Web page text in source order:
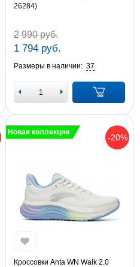
26284)
2 990 руб.
1 794 руб.
Размеры в наличии: 37
-20%
Новая коллекция
Кроссовки Anta WN Walk 2.0